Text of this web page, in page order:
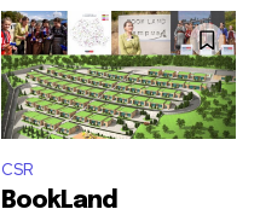
CSR
BookLand